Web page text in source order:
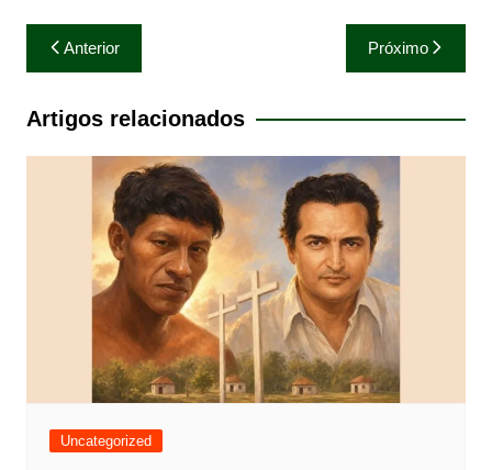
Navegação
de
Post
Anterior Próximo
Artigos relacionados
Uncategorized